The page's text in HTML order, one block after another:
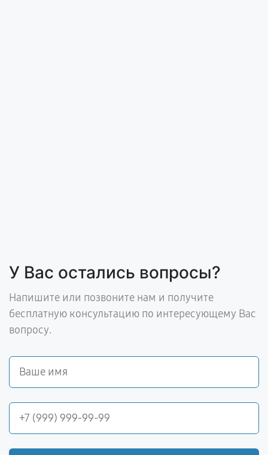
У Вас остались вопросы?
Напишите или позвоните нам и получите
бесплатную консультацию по интересующему Вас
вопросу.